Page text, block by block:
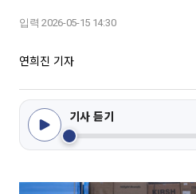
입력 2026-05-15 14:30
연희진 기자
기사 듣기